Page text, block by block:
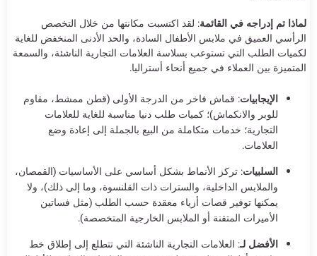
لماذا تم إدراجه في القائمة: لقد اكتسبت مكانتها من خلال التخصص
الرأسي العميق في ملابس الأطفال السادة، والحد الأدنى المنخفض للغاية
لكميات الطلب التي تستوعب بسلاسة العلامات التجارية الناشئة، والسمعة
المتميزة بين العملاء في جميع أنحاء أستراليا.
الإيجابيات: قماش فاخر من الدرجة الأولى (قطن ممشط، مقاوم
للوبر والانكماش)؛ كميات طلب دنيا مناسبة للغاية للعلامات
التجارية؛ خدمات متكاملة من البيع بالجملة إلى إعادة وضع
العلامات.
السلبيات: تركز الأنماط بشكل أساسي على الأساسيات (القمصان،
والملابس الداخلية، والسترات ذات القلنسوة، وما إلى ذلك)، ولا
يمكنها توفير قصات أزياء معقدة حسب الطلب (مثل فساتين
الأميرات المتقنة أو الملابس الخارجية المتخصصة).
الأفضل لـ: العلامات التجارية الناشئة التي تتطلع إلى إطلاق خط